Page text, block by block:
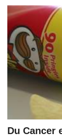
Du Cancer